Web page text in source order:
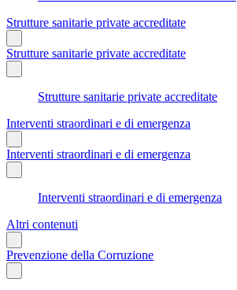
Strutture sanitarie private accreditate
Strutture sanitarie private accreditate
Strutture sanitarie private accreditate
Interventi straordinari e di emergenza
Interventi straordinari e di emergenza
Interventi straordinari e di emergenza
Altri contenuti
Prevenzione della Corruzione